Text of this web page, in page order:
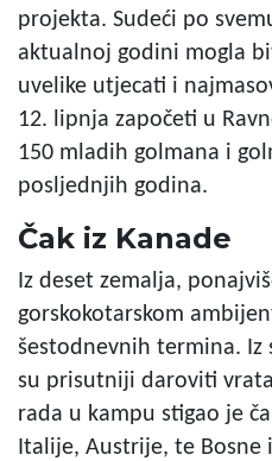
projekta. Sudeći po
aktualnoj godini mogla
uvelike utjecati i
12. lipnja započeti u
150 mladih golmana i
posljednjih godina.
Čak iz Kanade
Iz deset zemalja,
gorskokotarskom
šestodnevnih termina. Iz
su prisutniji daroviti
rada u kampu stigao je
Italije, Austrije, te Bosne